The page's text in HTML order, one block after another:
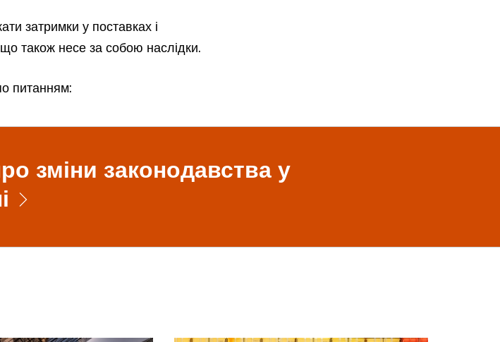
затримки у поставках і
також несе за собою наслідки.
питанням:
зміни законодавства у